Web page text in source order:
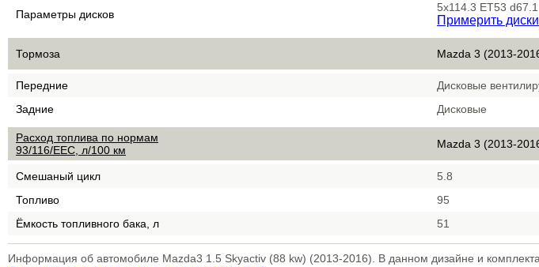
Параметры дисков
5x114.3 ET53 d67.1
Примерить диски
Тормоза Mazda 3 (2013-
Передние
Дисковые
Задние
Дисковые
Расход топлива по нормам
93/116/EEC, л/100 км
Mazda 3 (2013-
Смешаный цикл
5.8
Топливо
95
Ёмкость топливного бака, л
51
Информация об автомобиле Mazda3 1.5 Skyactiv (88 kw) (2013-2016). В данном дизайне и